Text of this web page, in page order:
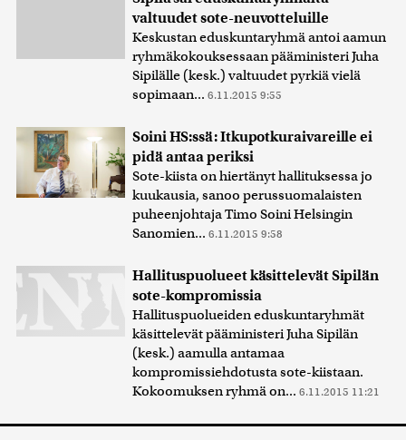
valtuudet sote-neuvotteluille
Keskustan eduskuntaryhmä antoi aamun
ryhmäkokouksessaan pääministeri Juha
Sipilälle (kesk.) valtuudet pyrkiä vielä
sopimaan... 6.11.2015 9:55
Soini HS:ssä: Itkupotkuraivareille ei
pidä antaa periksi
Sote-kiista on hiertänyt hallituksessa jo
kuukausia, sanoo perussuomalaisten
puheenjohtaja Timo Soini Helsingin
Sanomien... 6.11.2015 9:58
Hallituspuolueet käsittelevät Sipilän
sote-kompromissia
Hallituspuolueiden eduskuntaryhmät
käsittelevät pääministeri Juha Sipilän
(kesk.) aamulla antamaa
kompromissiehdotusta sote-kiistaan.
Kokoomuksen ryhmä on... 6.11.2015 11:21